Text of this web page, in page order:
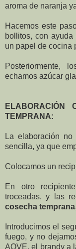
aroma de naranja
Hacemos este
bollitos, con
un papel de cocina
Posteriormente,
echamos azúcar
ELABORACIÓN
TEMPRANA:
La elaboración
sencilla, ya que
Colocamos un
En otro
troceadas, y las
cosecha temprana
Introducimos el
fuego, y no
AOVE, el brandy a